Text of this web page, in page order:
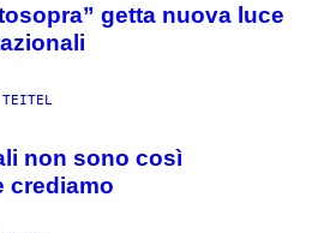
getta nuova luce
non sono così
crediamo